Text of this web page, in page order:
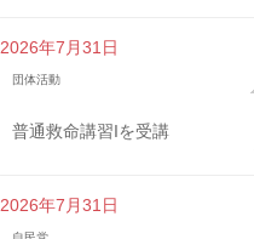
2026年7月31日
団体活動
普通救命講習Iを受講
2026年7月31日